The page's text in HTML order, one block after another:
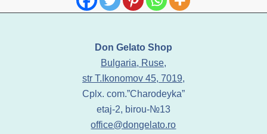
Don Gelato Shop
Bulgaria, Ruse,
str T.Ikonomov 45, 7019,
Cplx. com.”Charodeyka”
etaj-2, birou-№13
office@dongelato.ro